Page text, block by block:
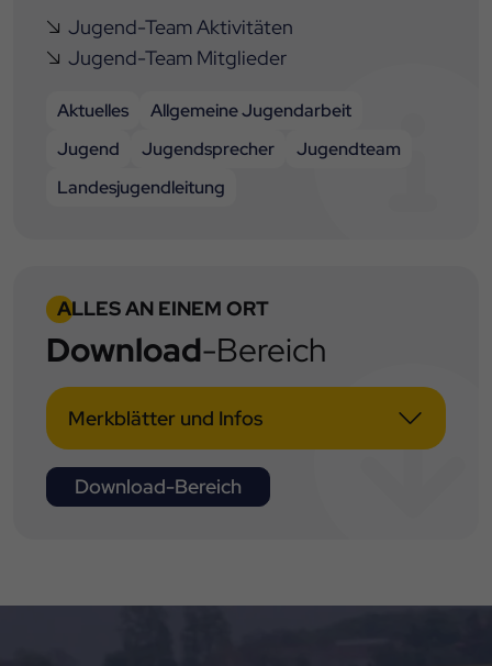
Jugend-Team Aktivitäten
Jugend-Team Mitglieder
Aktuelles
Allgemeine Jugendarbeit
Jugend
Jugendsprecher
Jugendteam
Landesjugendleitung
ALLES AN EINEM ORT
Download-Bereich
Merkblätter und Infos
Download-Bereich